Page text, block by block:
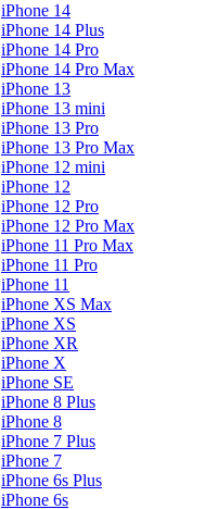
iPhone 14
iPhone 14 Plus
iPhone 14 Pro
iPhone 14 Pro Max
iPhone 13
iPhone 13 mini
iPhone 13 Pro
iPhone 13 Pro Max
iPhone 12 mini
iPhone 12
iPhone 12 Pro
iPhone 12 Pro Max
iPhone 11 Pro Max
iPhone 11 Pro
iPhone 11
iPhone XS Max
iPhone XS
iPhone XR
iPhone X
iPhone SE
iPhone 8 Plus
iPhone 8
iPhone 7 Plus
iPhone 7
iPhone 6s Plus
iPhone 6s